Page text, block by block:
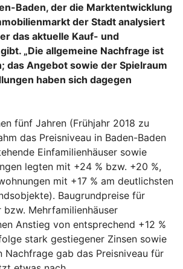
Baden, der die Marktentwicklung
der Stadt analysiert
das aktuelle Kauf- und
„Die allgemeine Nachfrage ist
das Angebot sowie der Spielraum
haben sich dagegen
fünf Jahren (Frühjahr 2018 zu
das Preisniveau in Baden-Baden
Einfamilienhäuser sowie
legten mit +24 % bzw. +20 %,
mit +17 % am deutlichsten
Baugrundpreise für
bzw. Mehrfamilienhäuser
Anstieg von entsprechend +12 %
stark gestiegener Zinsen sowie
Nachfrage gab das Preisniveau für